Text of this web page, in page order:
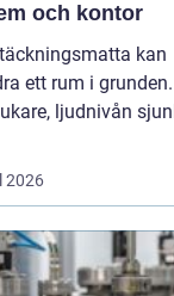
och kontor
kan
ett rum i
ljudnivån
2026